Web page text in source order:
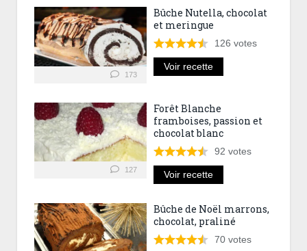
173
Bûche Nutella, chocolat
et meringue
126 votes
Voir recette
127
Forêt Blanche
framboises, passion et
chocolat blanc
92 votes
Voir recette
Bûche de Noël marrons,
chocolat, praliné
70 votes